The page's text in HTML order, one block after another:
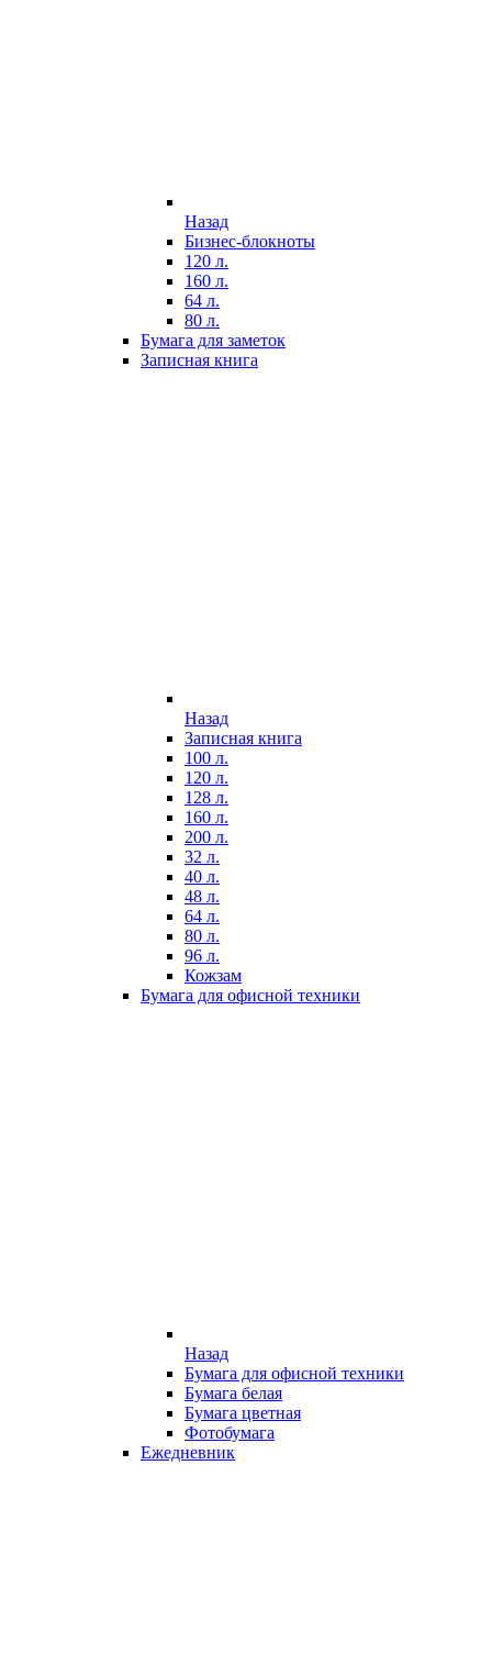
Назад
Бизнес-блокноты
120 л.
160 л.
64 л.
80 л.
Бумага для заметок
Записная книга
Назад
Записная книга
100 л.
120 л.
128 л.
160 л.
200 л.
32 л.
40 л.
48 л.
64 л.
80 л.
96 л.
Кожзам
Бумага для офисной техники
Назад
Бумага для офисной техники
Бумага белая
Бумага цветная
Фотобумага
Ежедневник